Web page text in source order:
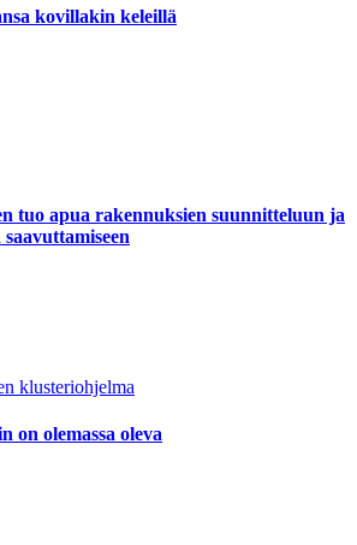
kovillakin keleillä
tuo apua rakennuksien suunnitteluun ja
klusteriohjelma
on olemassa oleva